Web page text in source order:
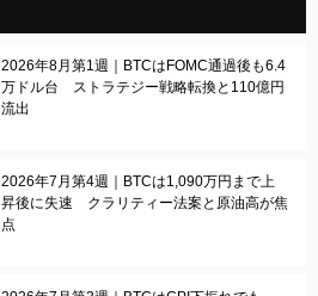
2026年8月第1週｜BTCはFOMC通過後も6.4
万ドル台 ストラテジー戦略転換と110億円
流出
2026年7月第4週｜BTCは1,090万円まで上
昇後に失速 クラリティー法案と原油高が焦
点